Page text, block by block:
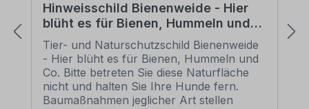
Hinweisschild Bienenweide - Hier
blüht es für Bienen, Hummeln und
Co. Bitte betreten Sie diese
Naturfläche nicht.
Tier- und Naturschutzschild Bienenweide
- Hier blüht es für Bienen, Hummeln und
Co. Bitte betreten Sie diese Naturfläche
nicht und halten Sie Ihre Hunde fern.
Baumaßnahmen jeglicher Art stellen